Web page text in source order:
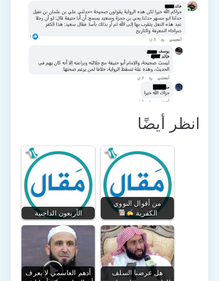
انظر أيضًا
الأربعون الداجنية
من أقوال النووي
الكفرية
أدهم العاسمي لا يعرف
هل عرضنا السلف